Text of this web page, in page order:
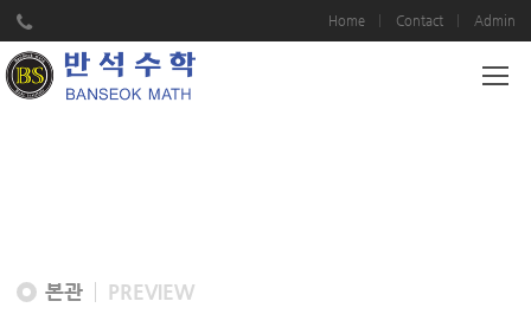
Home Contact Admin
본관 PREVIEW